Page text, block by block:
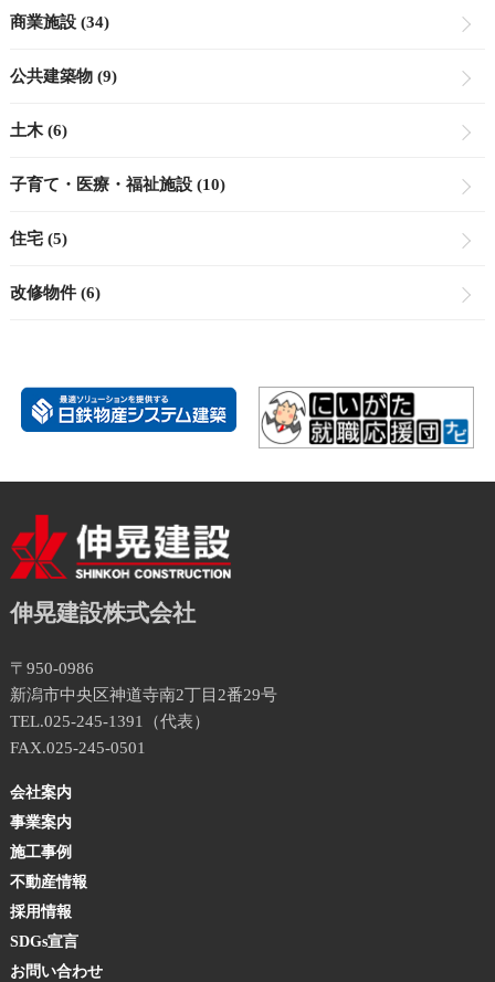
商業施設 (34)
公共建築物 (9)
土木 (6)
子育て・医療・福祉施設 (10)
住宅 (5)
改修物件 (6)
伸晃建設株式会社
〒950-0986
新潟市中央区神道寺南2丁目2番29号
TEL.025-245-1391（代表）
FAX.025-245-0501
会社案内
事業案内
施工事例
不動産情報
採用情報
SDGs宣言
お問い合わせ